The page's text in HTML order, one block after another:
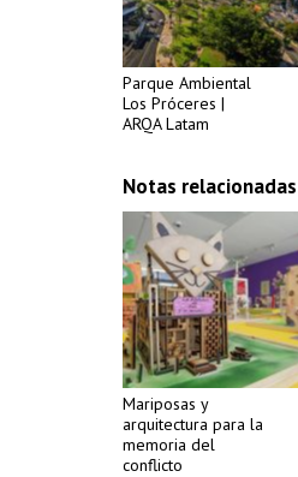
Parque Ambiental
Los Próceres |
ARQA Latam
Notas relacionadas
Mariposas y
arquitectura para la
memoria del
conflicto